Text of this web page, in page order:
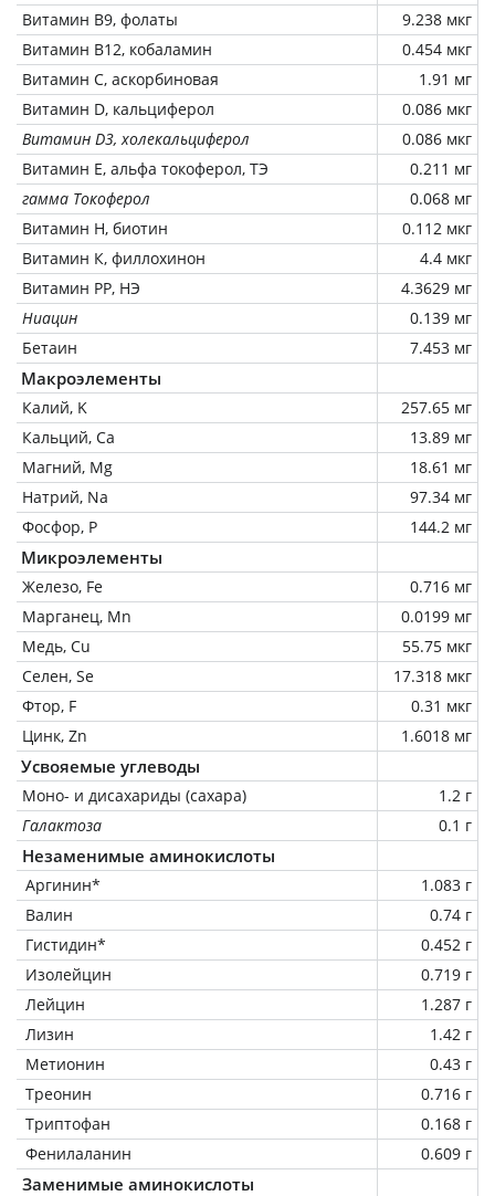
Витамин В9, фолаты
9.238 мкг
Витамин В12, кобаламин
0.454 мкг
Витамин C, аскорбиновая
1.91 мг
Витамин D, кальциферол
0.086 мкг
Витамин D3, холекальциферол
0.086 мкг
Витамин Е, альфа токоферол, ТЭ
0.211 мг
гамма Токоферол
0.068 мг
Витамин Н, биотин
0.112 мкг
Витамин К, филлохинон
4.4 мкг
Витамин РР, НЭ
4.3629 мг
Ниацин
0.139 мг
Бетаин
7.453 мг
Макроэлементы
Калий, K
257.65 мг
Кальций, Ca
13.89 мг
Магний, Mg
18.61 мг
Натрий, Na
97.34 мг
Фосфор, P
144.2 мг
Микроэлементы
Железо, Fe
0.716 мг
Марганец, Mn
0.0199 мг
Медь, Cu
55.75 мкг
Селен, Se
17.318 мкг
Фтор, F
0.31 мкг
Цинк, Zn
1.6018 мг
Усвояемые углеводы
Моно- и дисахариды (сахара)
1.2 г
Галактоза
0.1 г
Незаменимые аминокислоты
Аргинин*
1.083 г
Валин
0.74 г
Гистидин*
0.452 г
Изолейцин
0.719 г
Лейцин
1.287 г
Лизин
1.42 г
Метионин
0.43 г
Треонин
0.716 г
Триптофан
0.168 г
Фенилаланин
0.609 г
Заменимые аминокислоты